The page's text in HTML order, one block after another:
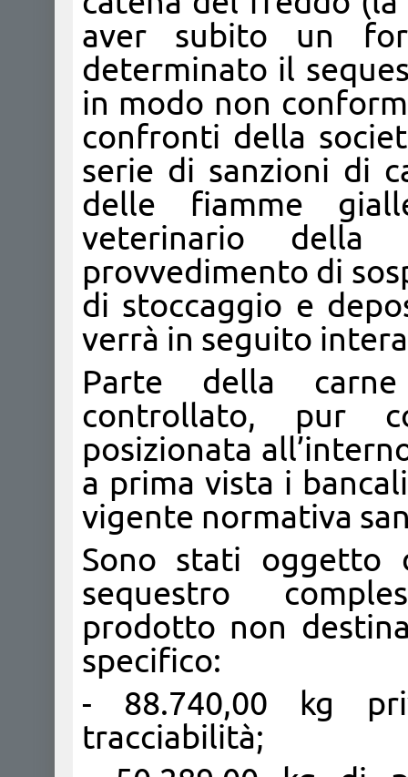
aver subito un
determinato il
in modo non
confronti della
serie di sanzioni di
delle fiamme
veterinario della
provvedimento di
di stoccaggio e
verrà in seguito
Parte della carne
controllato, pur
posizionata
a prima vista i
vigente normativa
Sono stati oggetto
sequestro
prodotto non
specifico:
- 88.740,00 kg
tracciabilità;